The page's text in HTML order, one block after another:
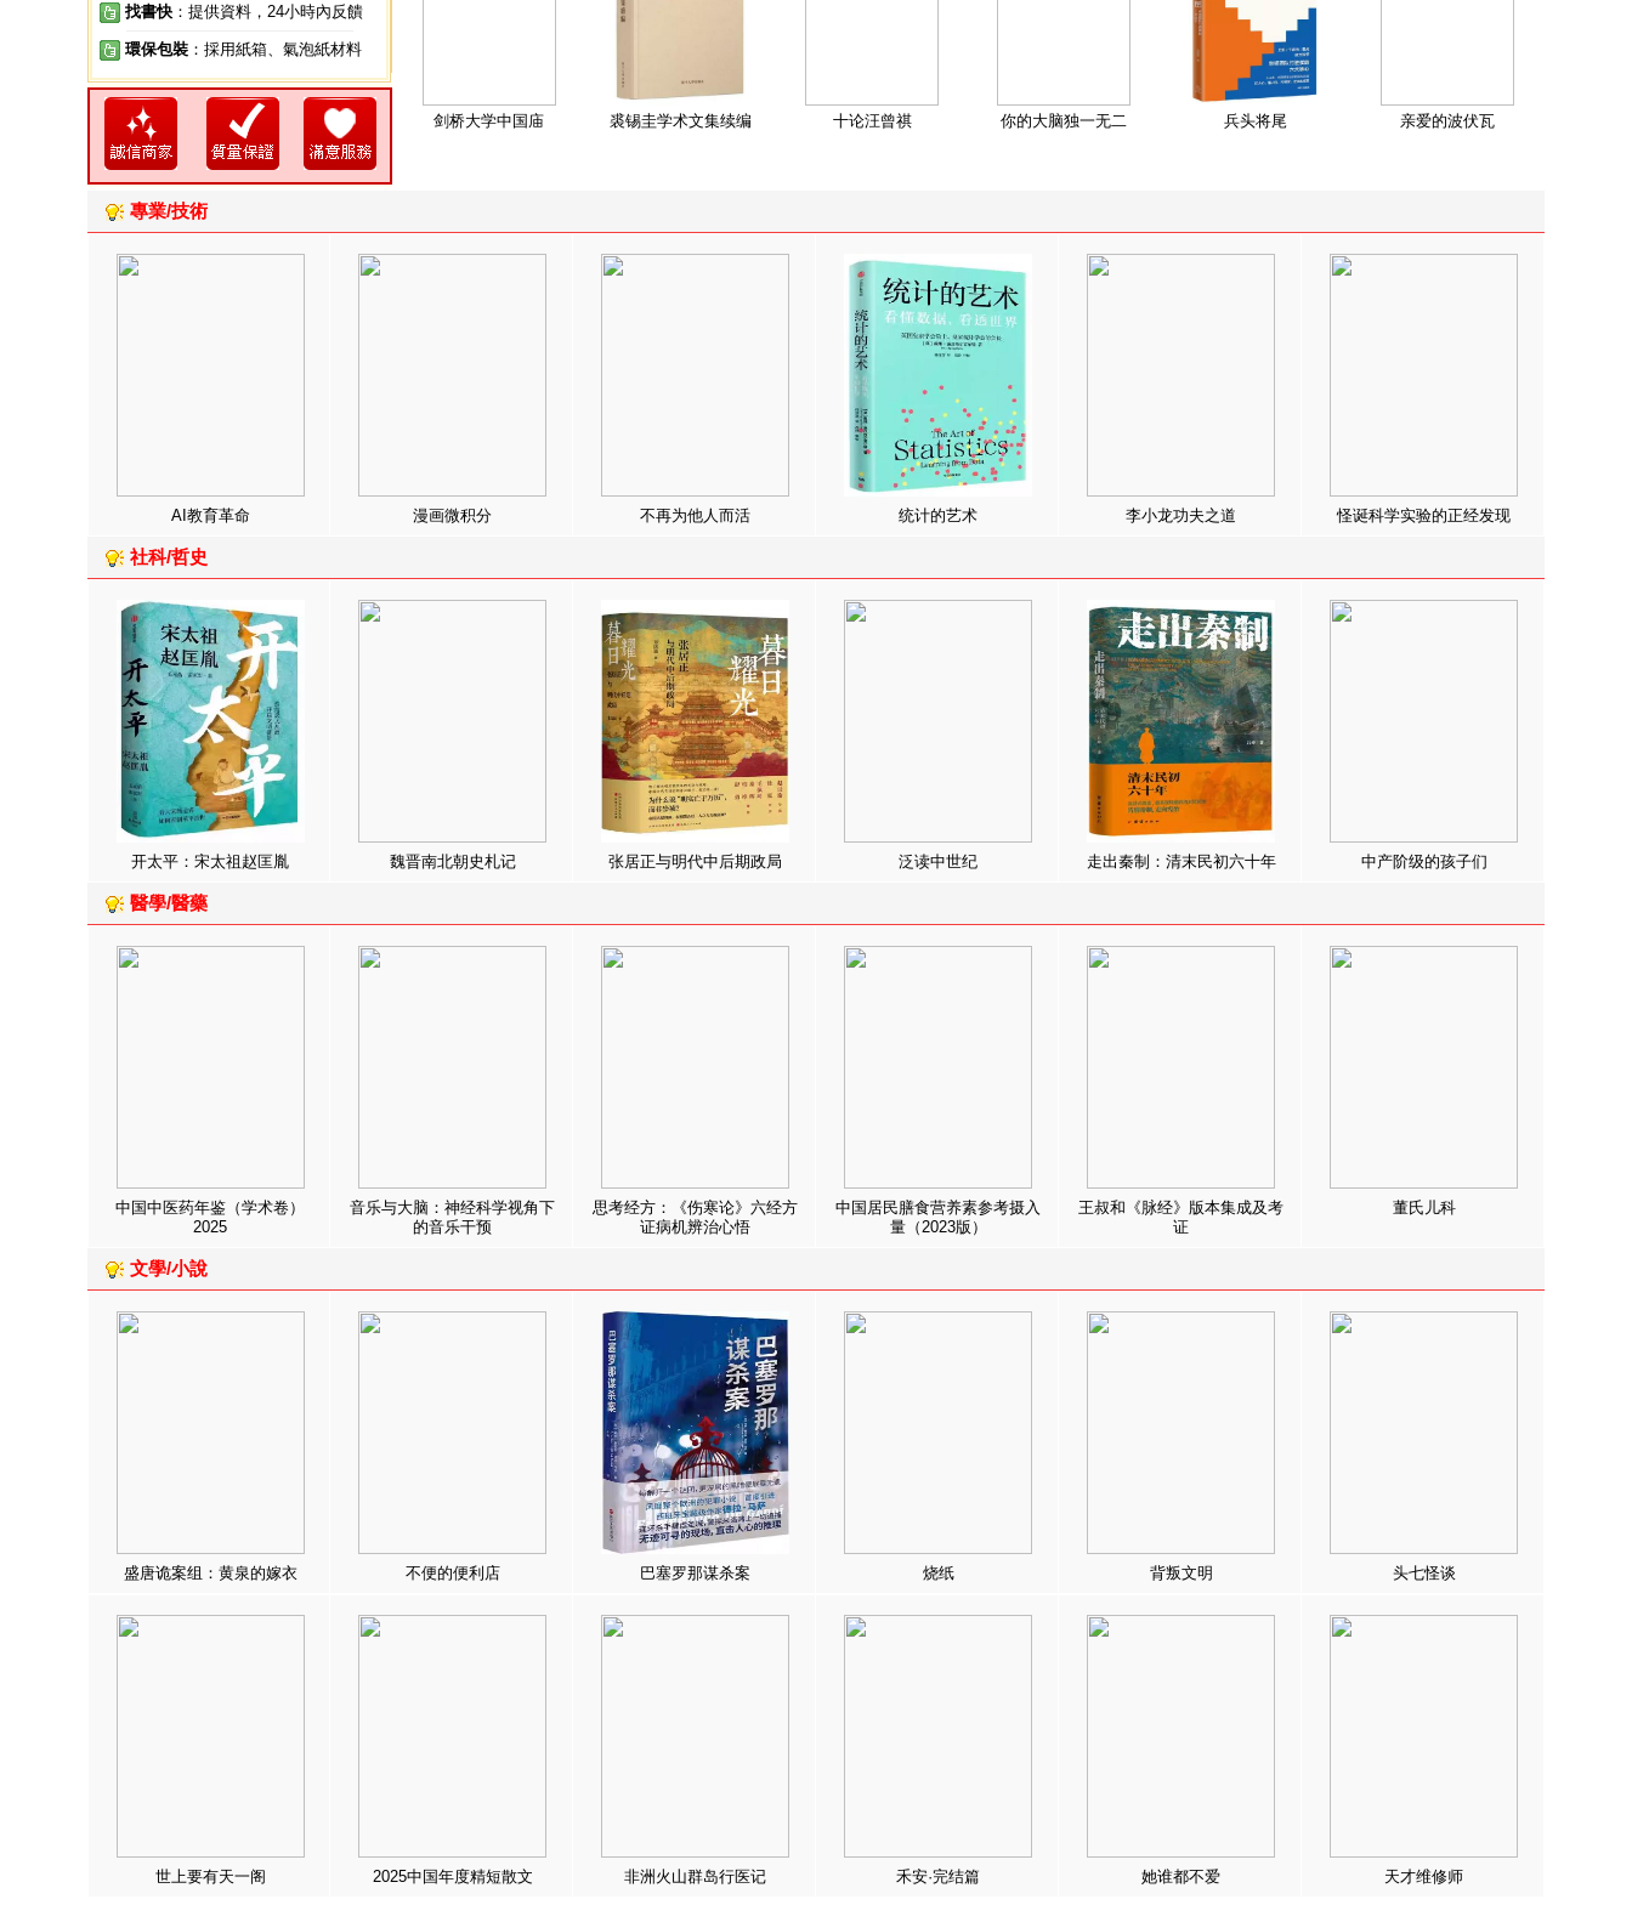
找書快 ：提供資料，24小時內反饋
環保包裝 ：採用紙箱、氣泡紙材料
剑桥大学中国庙 裘锡圭学术文集续编 十论汪曾祺 你的大脑独一无二 兵头将尾 亲爱的波伏瓦
專業/技術
AI教育革命 漫画微积分 不再为他人而活 统计的艺术 李小龙功夫之道 怪诞科学实验的正经发现
社科/哲史
开太平：宋太祖赵匡胤 魏晋南北朝史札记 张居正与明代中后期政局 泛读中世纪 走出秦制：清末民初六十年 中产阶级的孩子们
醫學/醫藥
中国中医药年鉴（学术卷）
2025
音乐与大脑：神经科学视角下
的音乐干预
思考经方：《伤寒论》六经方
证病机辨治心悟
中国居民膳食营养素参考摄入
量（2023版）
王叔和《脉经》版本集成及考
证
董氏儿科
文學/小說
盛唐诡案组：黄泉的嫁衣 不便的便利店 巴塞罗那谋杀案 烧纸 背叛文明 头七怪谈
世上要有天一阁 2025中国年度精短散文 非洲火山群岛行医记 禾安·完结篇 她谁都不爱 天才维修师